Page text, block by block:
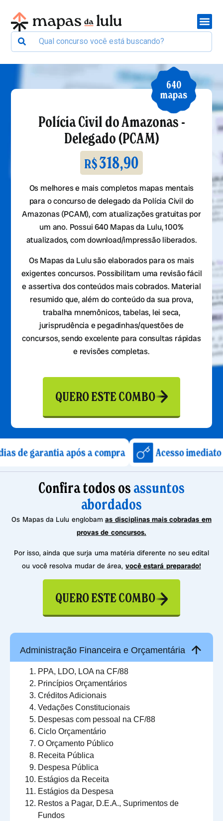
640
mapas
Polícia Civil do Amazonas -
Delegado (PCAM)
R$318,90
Os melhores e mais completos mapas mentais
para o concurso de delegado da Polícia Civil do
Amazonas (PCAM), com atualizações gratuitas por
um ano. Possui 640 Mapas da Lulu, 100%
atualizados, com download/impressão liberados.
Os Mapas da Lulu são elaborados para os mais
exigentes concursos. Possibilitam uma revisão fácil
e assertiva dos conteúdos mais cobrados. Material
resumido que, além do conteúdo da sua prova,
trabalha mnemônicos, tabelas, lei seca,
jurisprudência e pegadinhas/questões de
concursos, sendo excelente para consultas rápidas
e revisões completas.
QUERO ESTE COMBO
após a compra Acesso imediato após
Confira todos os assuntos
abordados
Os Mapas da Lulu englobamas disciplinas mais cobradas em
provas de concursos.
Por isso, ainda que surja uma matéria diferente no seu edital
ou você resolva mudar de área, você estará preparado!
QUERO ESTE COMBO
Administração Financeira e Orçamentária
PPA, LDO, LOA na CF/88
Princípios Orçamentários
Créditos Adicionais
Vedações Constitucionais
Despesas com pessoal na CF/88
Ciclo Orçamentário
O Orçamento Público
Receita Pública
Despesa Pública
Estágios da Receita
Estágios da Despesa
Restos a Pagar, D.E.A., Suprimentos de
Fundos